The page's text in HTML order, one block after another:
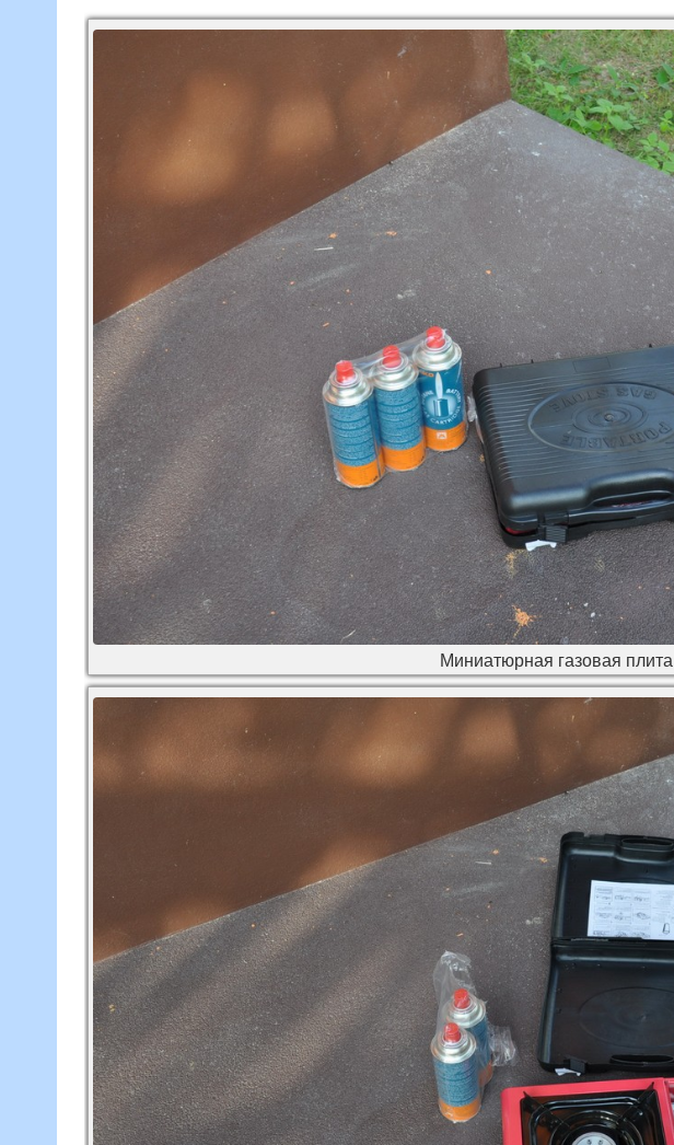
Миниатюрная газовая плита